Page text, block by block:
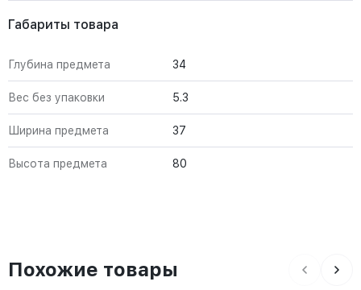
Габариты товара
Глубина предмета 34
Вес без упаковки 5.3
Ширина предмета 37
Высота предмета 80
Похожие товары